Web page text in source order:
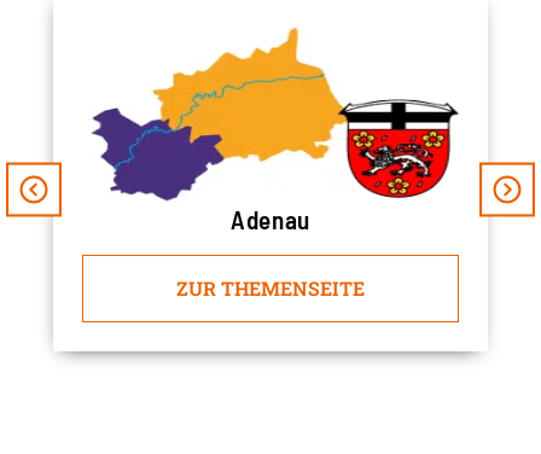
Adenau
ZUR THEMENSEITE